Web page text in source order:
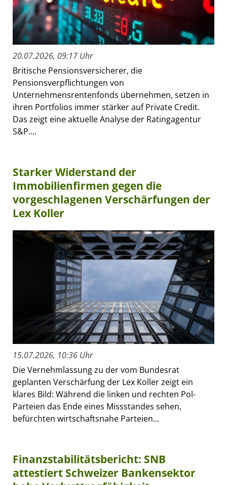
20.07.2026, 09:17 Uhr
Britische Pensionsversicherer, die
Pensionsverpflichtungen von
Unternehmensrentenfonds übernehmen, setzen in
ihren Portfolios immer stärker auf Private Credit.
Das zeigt eine aktuelle Analyse der Ratingagentur
S&P....
Starker Widerstand der
Immobilienfirmen gegen die
vorgeschlagenen Verschärfungen der
Lex Koller
15.07.2026, 10:36 Uhr
Die Vernehmlassung zu der vom Bundesrat
geplanten Verschärfung der Lex Koller zeigt ein
klares Bild: Während die linken und rechten Pol-
Parteien das Ende eines Missstandes sehen,
befürchten wirtschaftsnahe Parteien...
Finanzstabilitätsbericht: SNB
attestiert Schweizer Bankensektor